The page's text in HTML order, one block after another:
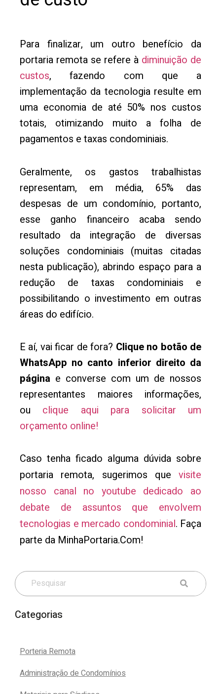
Para finalizar, um outro benefício da
portaria remota se refere à diminuição de
custos, fazendo com que a
implementação da tecnologia resulte em
uma economia de até 50% nos custos
totais, otimizando muito a folha de
pagamentos e taxas condominiais.
Geralmente, os gastos trabalhistas
representam, em média, 65% das
despesas de um condomínio, portanto,
esse ganho financeiro acaba sendo
resultado da integração de diversas
soluções condominiais (muitas citadas
nesta publicação), abrindo espaço para a
redução de taxas condominiais e
possibilitando o investimento em outras
áreas do edifício.
E aí, vai ficar de fora? Clique no botão de
WhatsApp no canto inferior direito da
página e converse com um de nossos
representantes maiores informações,
ou clique aqui para solicitar um
orçamento online!
Caso tenha ficado alguma dúvida sobre
portaria remota, sugerimos que visite
nosso canal no youtube dedicado ao
debate de assuntos que envolvem
tecnologias e mercado condominial. Faça
parte da MinhaPortaria.Com!
Categorias
Porteria Remota
Administração de Condomínios